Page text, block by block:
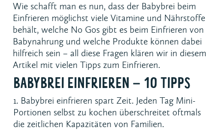
Wie schafft man es nun, dass der Babybrei beim
Einfrieren möglichst viele Vitamine und Nährstoffe
behält, welche No Gos gibt es beim Einfrieren von
Babynahrung und welche Produkte können dabei
hilfreich sein – all diese Fragen klären wir in diesem
Artikel mit vielen Tipps zum Einfrieren.
BABYBREI EINFRIEREN – 10 TIPPS
Babybrei einfrieren spart Zeit. Jeden Tag Mini-
Portionen selbst zu kochen überschreitet oftmals
die zeitlichen Kapazitäten von Familien.